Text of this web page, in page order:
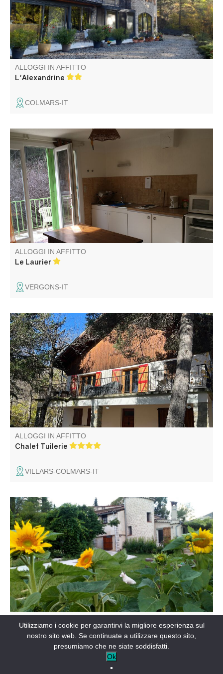
ALLOGGI IN AFFITTO
L'Alexandrine
COLMARS-IT
Vicino al Lac de Castillon, l'alloggio si trova vicino ad altri
2 alloggi. Ideale per un soggiorno con gli amici o per una
riunione di famiglia.
ALLOGGI IN AFFITTO
Le Laurier
VERGONS-IT
Vicino al fiume Verdon e ai villaggi dell'Haut Verdon,
questo grande chalet è perfettamente posizionato per
offrire ai vacanzieri una vasta gamma di attività durante il
loro soggiorno. Ideale per riunioni di famiglia o vacanze
con gli amici.
ALLOGGI IN AFFITTO
Chalet Tuilerie
VILLARS-COLMARS-IT
Catherine e Patrice vi danno il benvenuto nel loro gîte di
fronte al villaggio medievale di Entrevaux.
Le Clôt de Félines
Utilizziamo i cookie per garantirvi la migliore esperienza sul
nostro sito web. Se continuate a utilizzare questo sito,
presumiamo che ne siate soddisfatti.
Ok